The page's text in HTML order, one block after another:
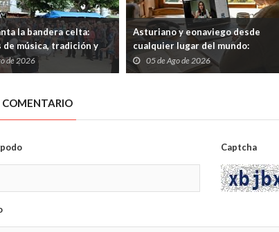
la bandera celta:
de música, tradición y
frente al
de 2026
Asturiano y eonaviego desde
cualquier lugar del mundo:
abiertos tres cursos gratuitos por
internet
05 de Ago de 2026
COMENTARIO
Captcha